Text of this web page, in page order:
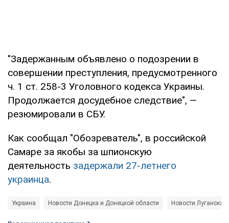
"Задержанным объявлено о подозрении в
совершении преступления, предусмотренного
ч. 1 ст. 258-3 Уголовного кодекса Украины.
Продолжается досудебное следствие", —
резюмировали в СБУ.
Как сообщал "Обозреватель", в российской
Самаре за якобы за шпионскую
деятельность задержали 27-летнего
украинца.
Украина Новости Донецка и Донецкой области Новости Луганска